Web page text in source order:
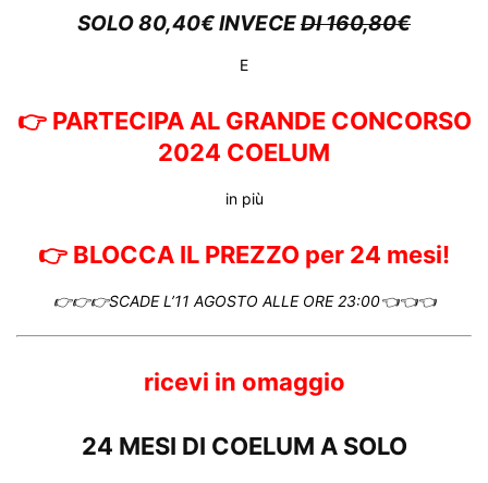
SOLO 80,40€ INVECEDI 160,80€
E
👉 PARTECIPA AL GRANDE CONCORSO
2024 COELUM
in più
👉 BLOCCA IL PREZZO per 24 mesi!
👉👉👉SCADE L’11 AGOSTO ALLE ORE 23:00👈👈👈
ricevi in omaggio
24 MESI DI COELUM A SOLO